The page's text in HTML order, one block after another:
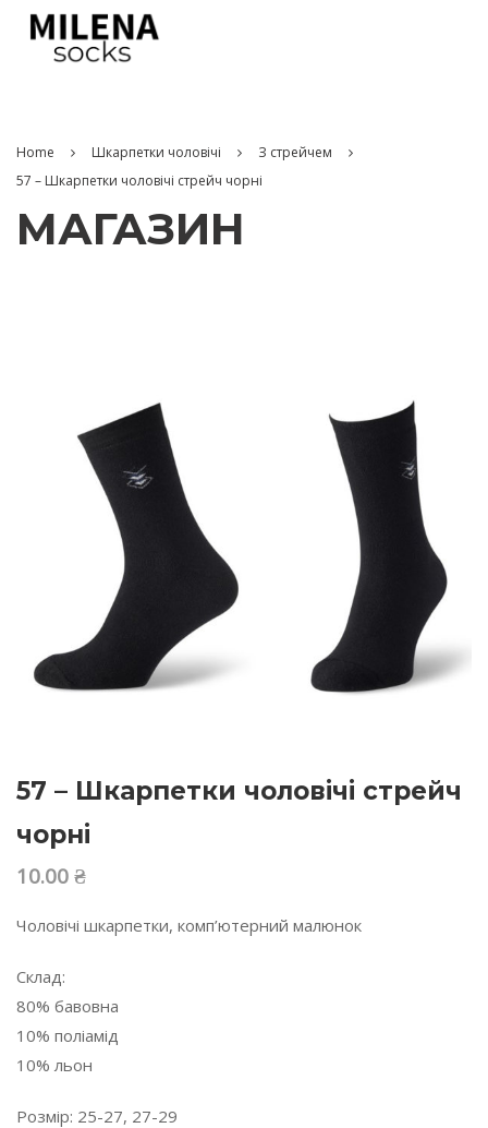
Home Шкарпетки чоловічі
З стрейчем
57 – Шкарпетки чоловічі стрейч чорні
МАГАЗИН
57 – Шкарпетки чоловічі стрейч
чорні
10.00 ₴
Чоловічі шкарпетки, комп’ютерний малюнок
Склад:
80% бавовна
10% поліамід
10% льон
Розмір: 25-27, 27-29